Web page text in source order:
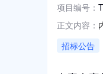
项目编号：
正文内容：
招标公告